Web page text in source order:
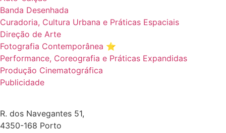
Banda Desenhada
Curadoria, Cultura Urbana e Práticas Espaciais
Direção de Arte
Fotografia Contemporânea ⭐️
Performance, Coreografia e Práticas Expandidas
Produção Cinematográfica
Publicidade
R. dos Navegantes 51,
4350-168 Porto